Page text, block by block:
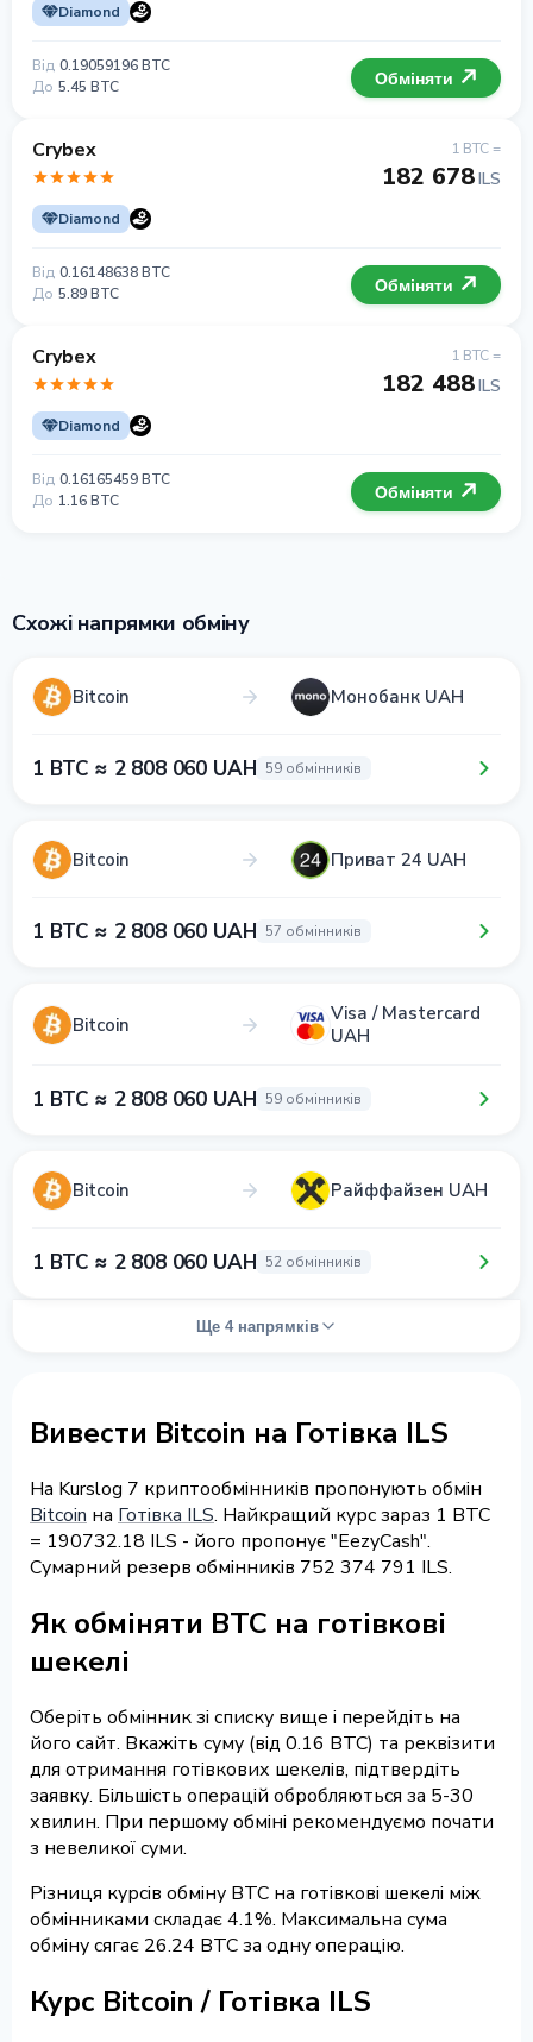
Diamond
Від 0.19059196 BTC
До 5.45 BTC Обміняти
Crybex
Diamond
1 BTC =
182 678ILS
Від 0.16148638 BTC
До 5.89 BTC Обміняти
Crybex
Diamond
1 BTC =
182 488ILS
Від 0.16165459 BTC
До 1.16 BTC Обміняти
Схожі напрямки обміну
Bitcoin Монобанк UAH
1 BTC ≈ 2 808 060 UAH 59 обмінників
Bitcoin Приват 24 UAH
1 BTC ≈ 2 808 060 UAH 57 обмінників
Bitcoin
Visa / Mastercard
UAH
1 BTC ≈ 2 808 060 UAH 59 обмінників
Bitcoin Райффайзен UAH
1 BTC ≈ 2 808 060 UAH 52 обмінників
Ще 4 напрямків
Вивести Bitcoin на Готівка ILS
На Kurslog 7 криптообмінників пропонують обмін
Bitcoin на Готівка ILS. Найкращий курс зараз 1 BTC
= 190732.18 ILS - його пропонує "EezyCash".
Сумарний резерв обмінників 752 374 791 ILS.
Як обміняти BTC на готівкові
шекелі
Оберіть обмінник зі списку вище і перейдіть на
його сайт. Вкажіть суму (від 0.16 BTC) та реквізити
для отримання готівкових шекелів, підтвердіть
заявку. Більшість операцій обробляються за 5-30
хвилин. При першому обміні рекомендуємо почати
з невеликої суми.
Різниця курсів обміну BTC на готівкові шекелі між
обмінниками складає 4.1%. Максимальна сума
обміну сягає 26.24 BTC за одну операцію.
Курс Bitcoin / Готівка ILS